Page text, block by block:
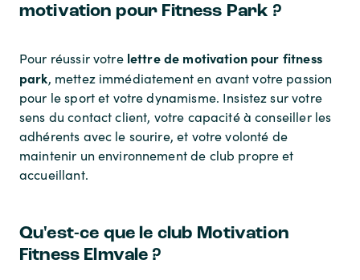
motivation pour Fitness Park ?
Pour réussir votre lettre de motivation pour fitness
park, mettez immédiatement en avant votre passion
pour le sport et votre dynamisme. Insistez sur votre
sens du contact client, votre capacité à conseiller les
adhérents avec le sourire, et votre volonté de
maintenir un environnement de club propre et
accueillant.
Qu'est-ce que le club Motivation
Fitness Elmvale ?